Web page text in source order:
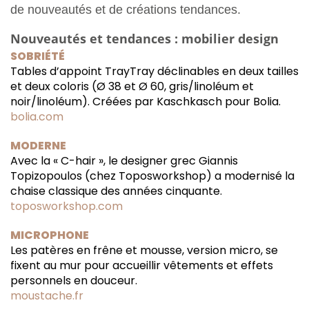
de nouveautés et de créations tendances.
Nouveautés et tendances : mobilier design
SOBRIÉTÉ
Tables d’appoint TrayTray déclinables en deux tailles
et deux coloris (Ø 38 et Ø 60, gris/linoléum et
noir/linoléum). Créées par Kaschkasch pour Bolia.
bolia.com
MODERNE
Avec la « C-hair », le designer grec Giannis
Topizopoulos (chez Toposworkshop) a modernisé la
chaise classique des années cinquante.
toposworkshop.com
MICROPHONE
Les patères en frêne et mousse, version micro, se
fixent au mur pour accueillir vêtements et effets
personnels en douceur.
moustache.fr